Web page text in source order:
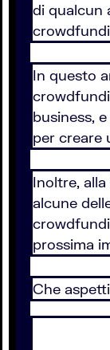
di qualcun
In questo
business,
per creare
Inoltre,
alcune
prossima
Che